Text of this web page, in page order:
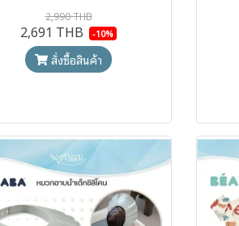
2,990 THB
2,691 THB -10%
สั่งซื้อสินค้า